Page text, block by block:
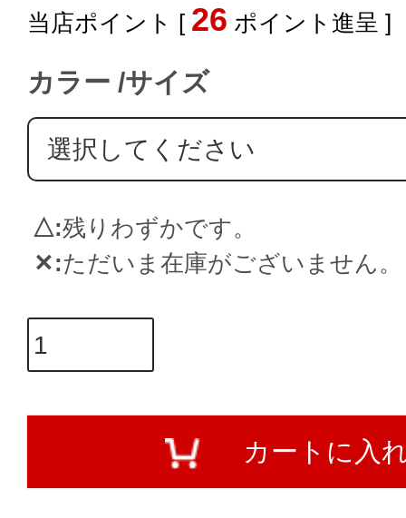
[ 26 ポイント進呈 ]
カラー サイズ
△ 残りわずかです。
✕ ただいま在庫がございません。
カートに入